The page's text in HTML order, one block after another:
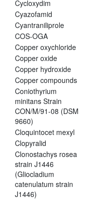
Cycloxydim
Cyazofamid
Cyantraniliprole
COS-OGA
Copper oxychloride
Copper oxide
Copper hydroxide
Copper compounds
Coniothyrium
minitans Strain
CON/M/91-08 (DSM
9660)
Cloquintocet mexyl
Clopyralid
Clonostachys rosea
strain J1446
(Gliocladium
catenulatum strain
J1446)